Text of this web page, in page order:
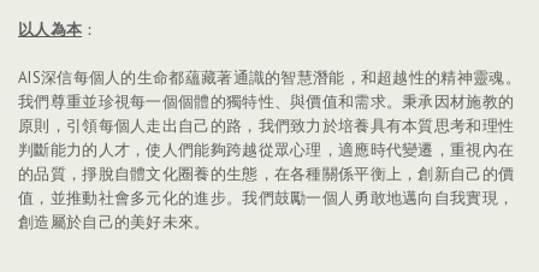
以人為本 ：
AIS深信每個人的生命都蘊藏著通識的智慧潛能，和超越性的精神靈魂。
我們尊重並珍視每一個個體的獨特性、與價值和需求。秉承因材施教的
原則，引領每個人走出自己的路，我們致力於培養具有本質思考和理性
判斷能力的人才，使人們能夠跨越從眾心理，適應時代變遷，重視內在
的品質，掙脫自體文化圈養的生態，在各種關係平衡上，創新自己的價
值，並推動社會多元化的進步。我們鼓勵一個人勇敢地邁向自我實現，
創造屬於自己的美好未來。